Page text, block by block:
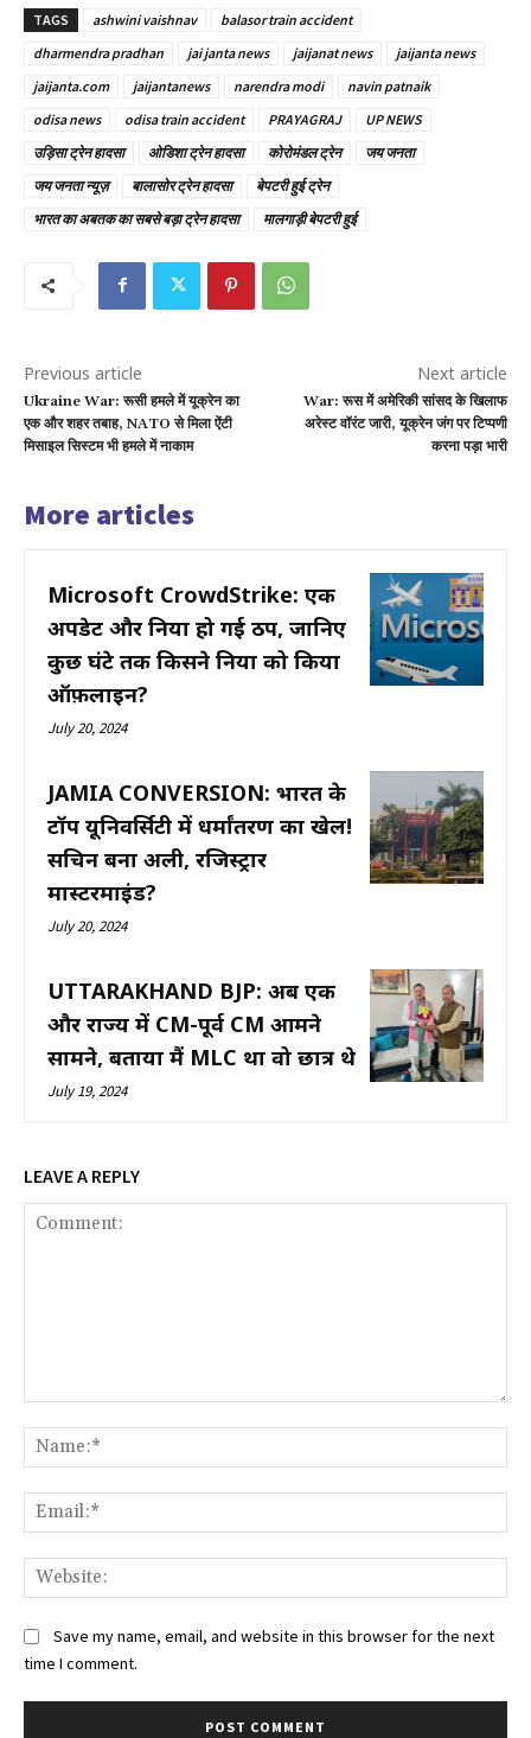
TAGS ashwini vaishnav
balasor train accident
dharmendra pradhan
jai janta news jaijanat news
jaijanta news
jaijanta.com
jaijantanews narendra modi
navin patnaik
odisa news
odisa train accident PRAYAGRAJ
UP NEWS
उड़िसा ट्रेन हादसा
ओडिशा ट्रेन हादसा कोरोमंडल ट्रेन
जय जनता
जय जनता न्यूज़
बालासोर ट्रेन हादसा
बेपटरी हुई ट्रेन
भारत का अबतक का सबसे बड़ा ट्रेन हादसा
मालगाड़ी बेपटरी हुई
Previous article
Ukraine War: रूसी हमले में यूक्रेन का
एक और शहर तबाह, NATO से मिला ऐंटी
मिसाइल सिस्टम भी हमले में नाकाम
Next article
War: रूस में अमेरिकी सांसद के खिलाफ
अरेस्ट वॉरंट जारी, यूक्रेन जंग पर टिप्पणी
करना पड़ा भारी
More articles
Microsoft CrowdStrike: एक
अपडेट और दुनिया हो गई ठप, जानिए
कुछ घंटे तक किसने दुनिया को किया
ऑफ़लाइन?
July 20, 2024
JAMIA CONVERSION: भारत के
टॉप यूनिवर्सिटी में धर्मांतरण का खेल!
सचिन बना अली, रजिस्ट्रार
मास्टरमाइंड?
July 20, 2024
UTTARAKHAND BJP: अब एक
और राज्य में CM-पूर्व CM आमने
सामने, बताया मैं MLC था वो छात्र थे
July 19, 2024
LEAVE A REPLY
Save my name, email, and website in this browser for the next
time I comment.